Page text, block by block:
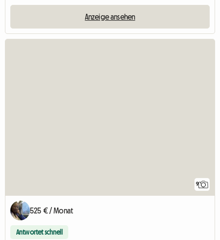
Anzeige ansehen
9
525 € / Monat
Antwortet schnell